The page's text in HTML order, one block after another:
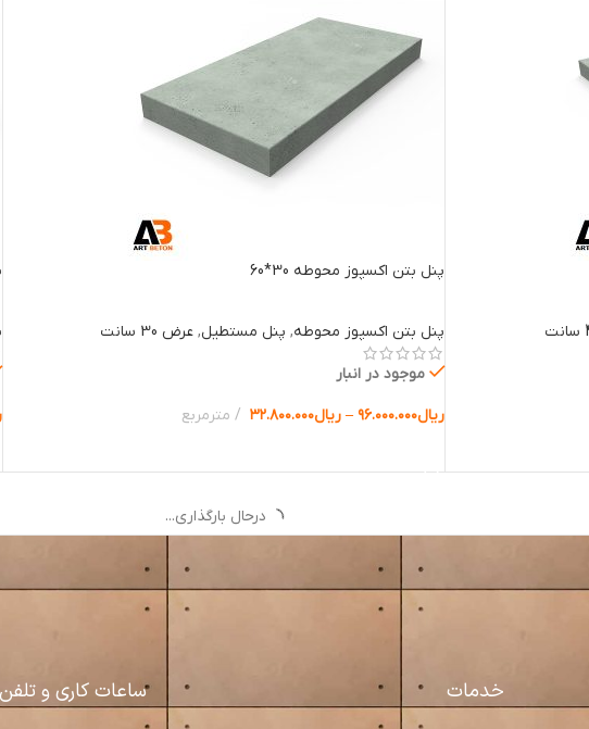
پنل بتن اکسپوز محوطه 30*60
پنل بتن اکسپوز محوطه, پنل مستطیل, عرض 30 سانت
موجود در انبار
ریال۹۶.۰۰۰.۰۰۰ – ریال۳۲.۸۰۰.۰۰۰ مترمربع